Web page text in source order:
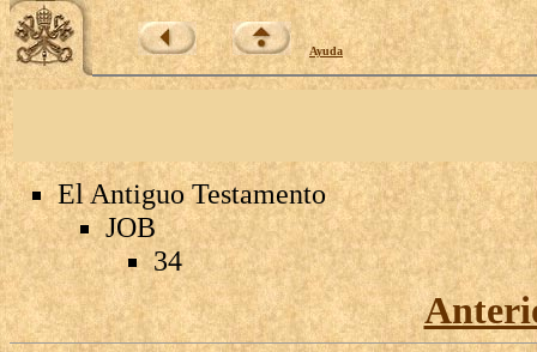
Ayuda
El Antiguo Testamento
JOB
34